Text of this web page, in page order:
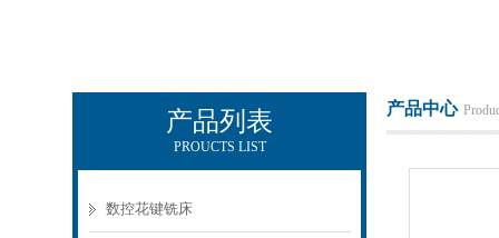
产品列表
PROUCTS LIST
数控花键铣床
产品中心